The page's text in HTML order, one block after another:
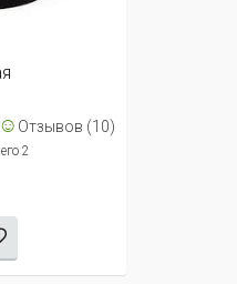
☺ Отзывов (10)
2